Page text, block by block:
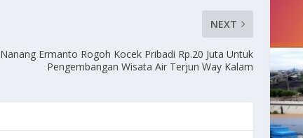
NEXT
Nanang Ermanto Rogoh Kocek Pribadi Rp.20 Juta Untuk
Pengembangan Wisata Air Terjun Way Kalam